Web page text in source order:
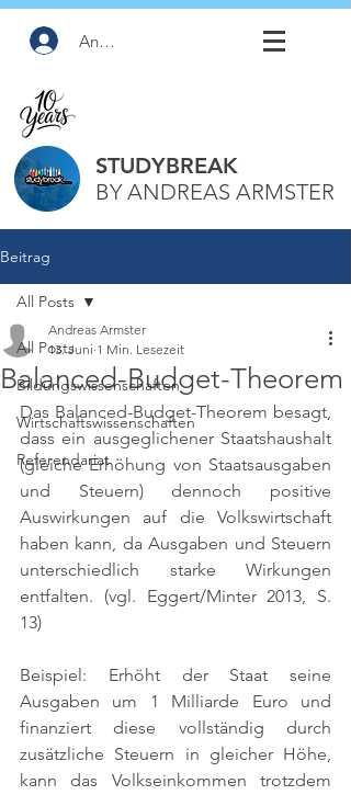
Anmelden
STUDYBREAK
BY ANDREAS ARMSTER
Beitrag
All Posts
Bildungswissenschaften
Wirtschaftswissenschaften
Referendariat
All Posts
Balanced-Budget-Theorem
Andreas Armster
13. Juni 1 Min. Lesezeit
Das Balanced-Budget-Theorem besagt,
dass ein ausgeglichener Staatshaushalt
(gleiche Erhöhung von Staatsausgaben
und Steuern) dennoch positive
Auswirkungen auf die Volkswirtschaft
haben kann, da Ausgaben und Steuern
unterschiedlich starke Wirkungen
entfalten. (vgl. Eggert/Minter 2013, S.
13)
Beispiel: Erhöht der Staat seine
Ausgaben um 1 Milliarde Euro und
finanziert diese vollständig durch
zusätzliche Steuern in gleicher Höhe,
kann das Volkseinkommen trotzdem